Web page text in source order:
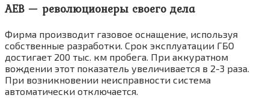
AEB — революционеры своего дела
Фирма производит газовое оснащение, используя
собственные разработки. Срок эксплуатации ГБО
достигает 200 тыс. км пробега. При аккуратном
вождении этот показатель увеличивается в 2-3 раза.
При возникновении неисправности система
автоматически отключается.